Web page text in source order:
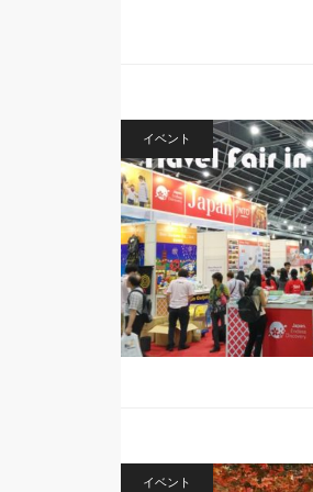
イベント
イベント